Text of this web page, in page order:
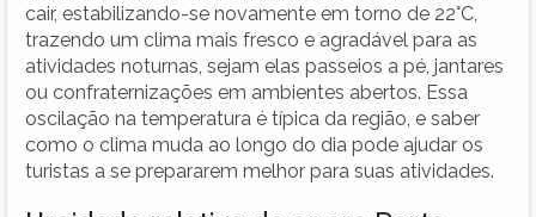
cair, estabilizando-se novamente em torno de 22°C,
trazendo um clima mais fresco e agradável para as
atividades noturnas, sejam elas passeios a pé, jantares
ou confraternizações em ambientes abertos. Essa
oscilação na temperatura é típica da região, e saber
como o clima muda ao longo do dia pode ajudar os
turistas a se prepararem melhor para suas atividades.